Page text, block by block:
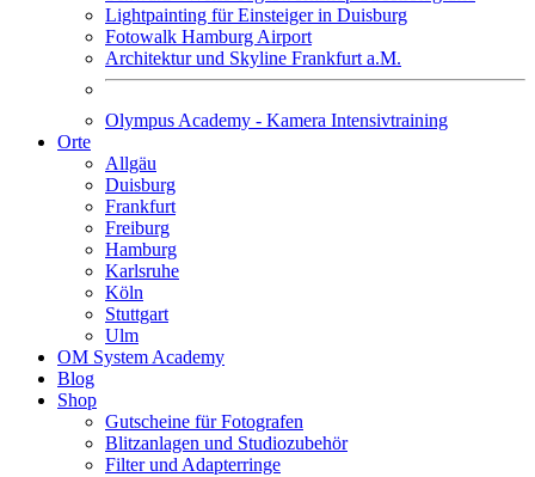
Lightpainting für Einsteiger in Duisburg
Fotowalk Hamburg Airport
Architektur und Skyline Frankfurt a.M.
Olympus Academy - Kamera Intensivtraining
Orte
Allgäu
Duisburg
Frankfurt
Freiburg
Hamburg
Karlsruhe
Köln
Stuttgart
Ulm
OM System Academy
Blog
Shop
Gutscheine für Fotografen
Blitzanlagen und Studiozubehör
Filter und Adapterringe